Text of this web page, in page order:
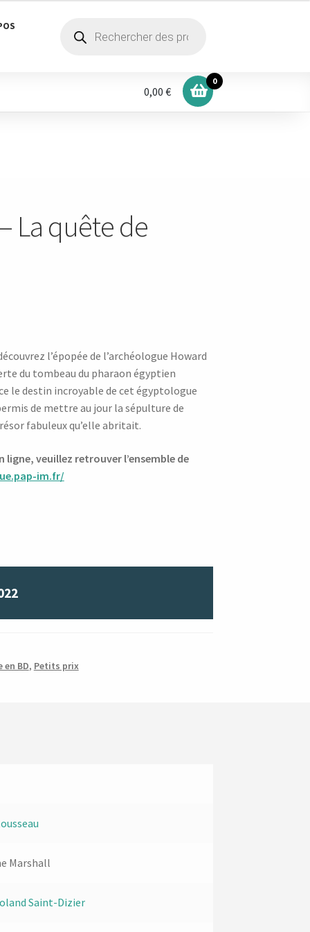
produits
0,00 €
0
La quête de
l’épopée de l’archéologue Howard
du tombeau du pharaon égyptien
le destin incroyable de cet égyptologue
de mettre au jour la sépulture de
fabuleux qu’elle abritait.
veuillez retrouver l’ensemble de
im.fr/
BD, Petits prix
Marshall
Saint-Dizier